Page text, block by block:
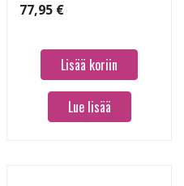
77,95 €
Lisää koriin
Lue lisää